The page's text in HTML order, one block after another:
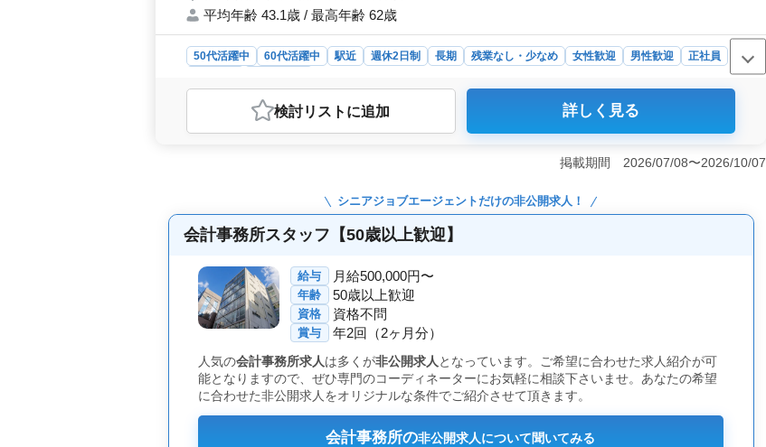
平均年齢 43.1歳 / 最高年齢 62歳
50代活躍中 60代活躍中 駅近 週休2日制 長期 残業なし・少なめ 女性歓迎 男性歓迎
正社員
おすすめポイント
＜働きやすさと休日制度の充実＞ 年間休日128日、完全週休二日制に加え、夏季・年末年始休
めで、長期的に無理なく働ける環境が整っています。 ＜経験が活きる環境＞ 会計事務所で
れまで培った税務会計スキルを存分に発揮できます。 ＜年齢問わず活躍できる職場＞ シニ
ア世代が活躍中で、年齢を気にせず、実力と経験を重視する風土があります。天神駅近くの好立
地で通勤負担も少なく、長く安心して働きたい方におすすめの求人です。
検討リスト に追加 詳しく見る
掲載期間 2026/07/08〜2026/10/07
シニアジョブエージェントだけの非公開求人！
会計事務所スタッフ【50歳以上歓迎】
給与 月給500,000円〜
年齢 50歳以上歓迎
資格 資格不問
賞与 年2回（2ヶ月分）
人気の会計事務所求人は多くが非公開求人 となっています。ご希望に合わせた求人紹介が可
能となりますので、ぜひ専門のコーディネーターにお気軽に相談下さいませ。あなたの希望
に合わせた非公開求人をオリジナルな条件でご紹介させて頂きます。
会計事務所の非公開求人について聞いてみる